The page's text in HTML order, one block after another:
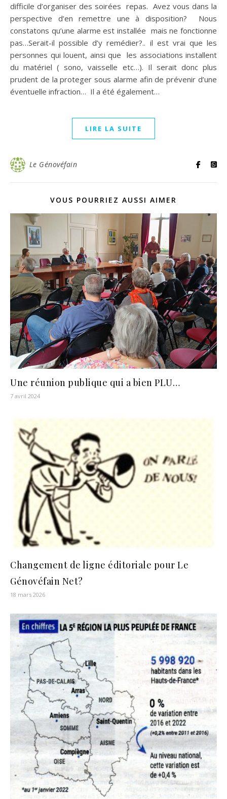
difficile d’organiser des soirées repas. Avez vous dans la
perspective d’en remettre une à disposition? Nous
constatons qu’une alarme est installée mais ne fonctionne
pas…Serait-il possible d’y remédier?.. il est vrai que les
personnes qui louent, ainsi que les associations installent
du matériel ( sono, vaisselle etc…). Il serait donc plus
prudent de la proteger sous alarme afin de prévenir d’une
éventuelle infraction… Il a été également…
LIRE LA SUITE
Le Génovéfain
VOUS POURRIEZ AUSSI AIMER
Une réunion publique qui a bien PLU…
7 avril 2024
Changement de ligne éditoriale pour Le
Génovéfain Net?
18 mars 2026